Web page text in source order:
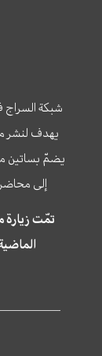
شبكة السراج
يهدف لنشر
يضمّ بساتين
إلى